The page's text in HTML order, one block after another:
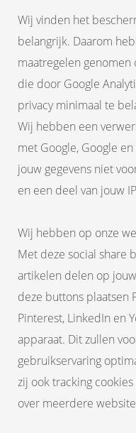
Wij vinden het
belangrijk. Daarom
maatregelen
die door Google
privacy minimaal te
Wij hebben een
met Google, Google
jouw gegevens niet
en een deel van jouw
Wij hebben op onze
Met deze social share
artikelen delen op
deze buttons plaatsen
Pinterest, LinkedIn en
apparaat. Dit zullen
gebruikservaring
zij ook tracking
over meerdere